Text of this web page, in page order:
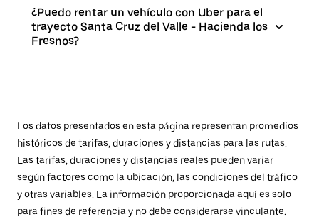
¿Puedo rentar un vehículo con Uber para el
trayecto Santa Cruz del Valle - Hacienda los
Fresnos?
Los datos presentados en esta página representan promedios
históricos de tarifas, duraciones y distancias para las rutas.
Las tarifas, duraciones y distancias reales pueden variar
según factores como la ubicación, las condiciones del tráfico
y otras variables. La información proporcionada aquí es solo
para fines de referencia y no debe considerarse vinculante.